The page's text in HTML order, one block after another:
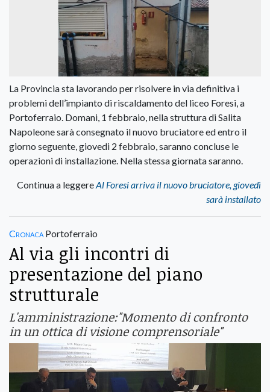
La Provincia sta lavorando per risolvere in via definitiva i
problemi dell’impianto di riscaldamento del liceo Foresi, a
Portoferraio. Domani, 1 febbraio, nella struttura di Salita
Napoleone sarà consegnato il nuovo bruciatore ed entro il
giorno seguente, giovedi 2 febbraio, saranno concluse le
operazioni di installazione. Nella stessa giornata saranno.
Continua a leggereAl Foresi arriva il nuovo bruciatore, giovedì
sarà installato
Cronaca Portoferraio
Al via gli incontri di
presentazione del piano
strutturale
L'amministrazione:"Momento di confronto
in un ottica di visione comprensoriale"